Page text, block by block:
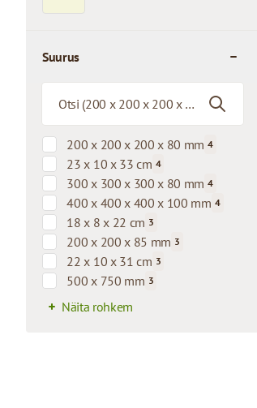
Suurus
200 x 200 x 200 x 80 mm 4
23 x 10 x 33 cm 4
300 x 300 x 300 x 80 mm 4
400 x 400 x 400 x 100 mm 4
18 x 8 x 22 cm 3
200 x 200 x 85 mm 3
22 x 10 x 31 cm 3
500 x 750 mm 3
Näita rohkem